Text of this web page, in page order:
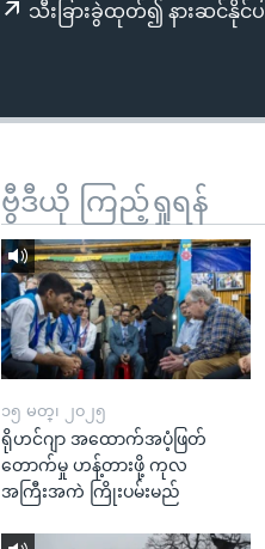
သီးခြားခွဲထုတ်၍ နားဆင်နိုင်
ဗွီဒီယို ကြည့်ရှုရန်
၁၅ မတ္၊ ၂၀၂၅
ရိုဟင်ဂျာ အထောက်အပံ့ဖြတ်
တောက်မှု ဟန့်တားဖို့ ကုလ
အကြီးအကဲ ကြိုးပမ်းမည်